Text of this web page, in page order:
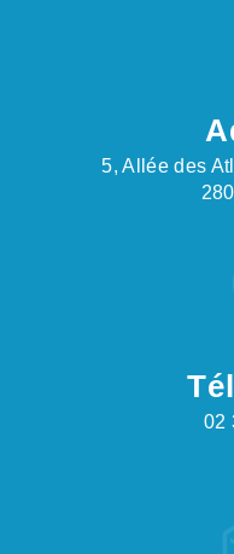
5, Allée des
02